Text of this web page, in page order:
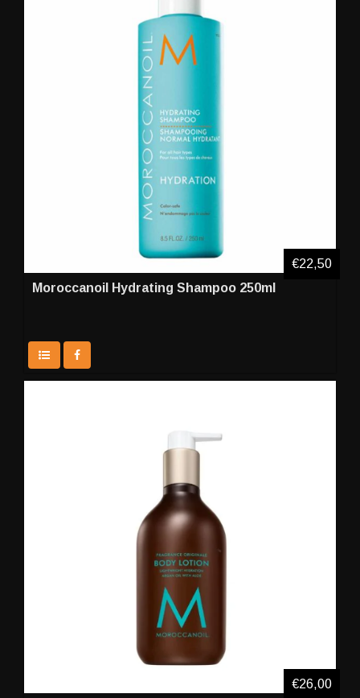
Moroccanoil Hydrating Shampoo 250ml
€22,50
€26,00